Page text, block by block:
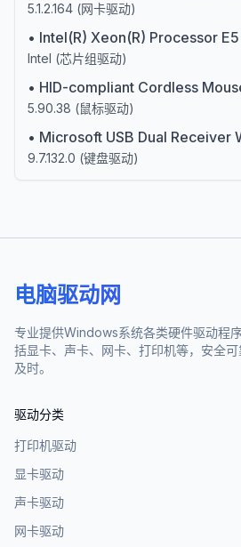
5.1.2.164 (网卡驱动)
• Intel(R) Xeon(R) Processor E5 Product
Intel (芯片组驱动)
• HID-compliant Cordless
5.90.38 (鼠标驱动)
• Microsoft USB Dual Receiver Wireless Keyboard (106/
9.7.132.0 (键盘驱动)
电脑驱动网
专业提供Windows系统各类硬件驱动程
括显卡、声卡、网卡、打印机等，安全
及时。
驱动分类
打印机驱动
显卡驱动
声卡驱动
网卡驱动